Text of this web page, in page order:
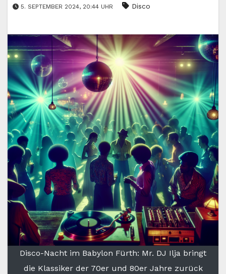
5. SEPTEMBER 2024, 20:44 UHR Disco
Disco-Nacht im Babylon Fürth: Mr. DJ Ilja bringt
die Klassiker der 70er und 80er Jahre zurück